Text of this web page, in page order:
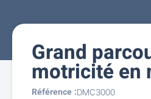
Grand
motricité en
Référence :DMC3000